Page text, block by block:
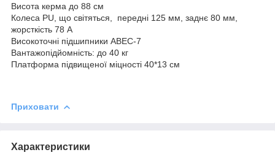
Висота керма до 88 см
Колеса PU, що світяться, передні 125 мм, заднє 80 мм,
жорсткість 78 А
Високоточні підшипники ABEC-7
Вантажопідйомність: до 40 кг
Платформа підвищеної міцності 40*13 см
Приховати
Характеристики